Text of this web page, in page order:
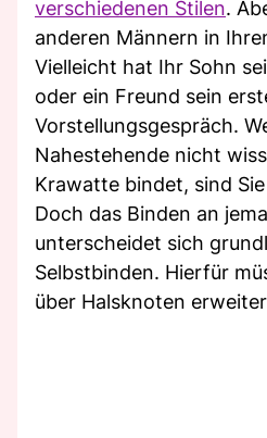
verschiedenen Stilen.
anderen Männern in
Vielleicht hat Ihr Sohn
oder ein Freund sein
Vorstellungsgespräch.
Nahestehende nicht
Krawatte bindet, sind
Doch das Binden an
unterscheidet sich
Selbstbinden. Hierfür
über Halsknoten